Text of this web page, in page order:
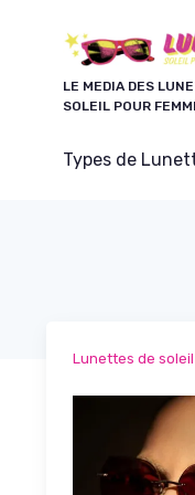
LE MEDIA DES
SOLEIL POUR
Types de
Lunettes de soleil